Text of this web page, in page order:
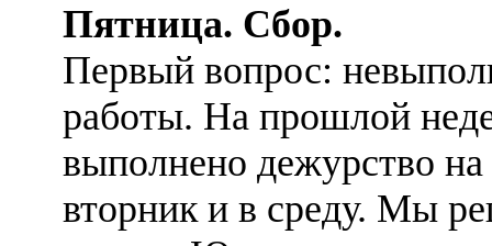
Пятница. Сбор.
Первый вопрос:
работы. На прошлой
выполнено дежурство на
вторник и в среду. Мы